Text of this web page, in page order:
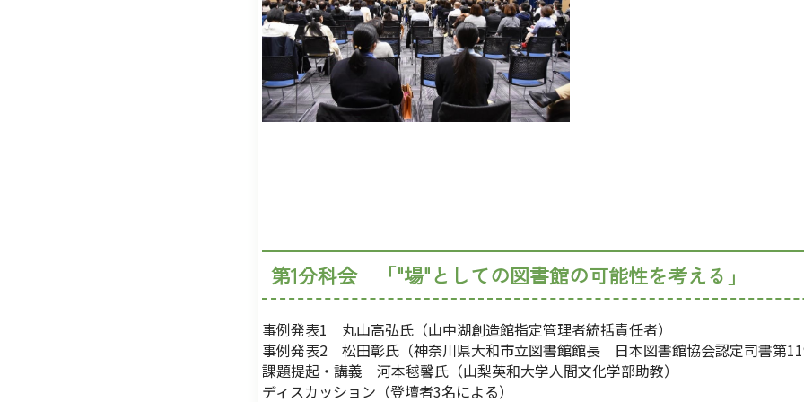
第1分科会 「"場"としての図書館の可能性を考える」
事例発表1 丸山高弘氏（山中湖創造館指定管理者統括責任者）
事例発表2 松田彰氏（神奈川県大和市立図書館館長 日本図書館協会認定司書第
課題提起・講義 河本毬馨氏（山梨英和大学人間文化学部助教）
ディスカッション（登壇者3名による）